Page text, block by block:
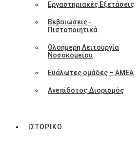
Εργαστηριακές Εξετάσεις
Βεβαιώσεις -
Πιστοποιητικά
Ολοήμερη Λειτουργία
Νοσοκομείου
Ευάλωτες ομάδες – ΑΜΕΑ
Ανεπίδοτος Διορισμός
ΙΣΤΟΡΙΚΟ